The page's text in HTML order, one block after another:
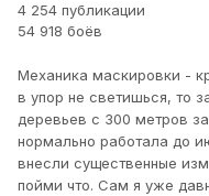
4 254 публикации
54 918 боёв
Механика маскировки -
в упор не светишься, то
деревьев с 300 метров
нормально работала до
внесли существенные
пойми что. Сам я уже